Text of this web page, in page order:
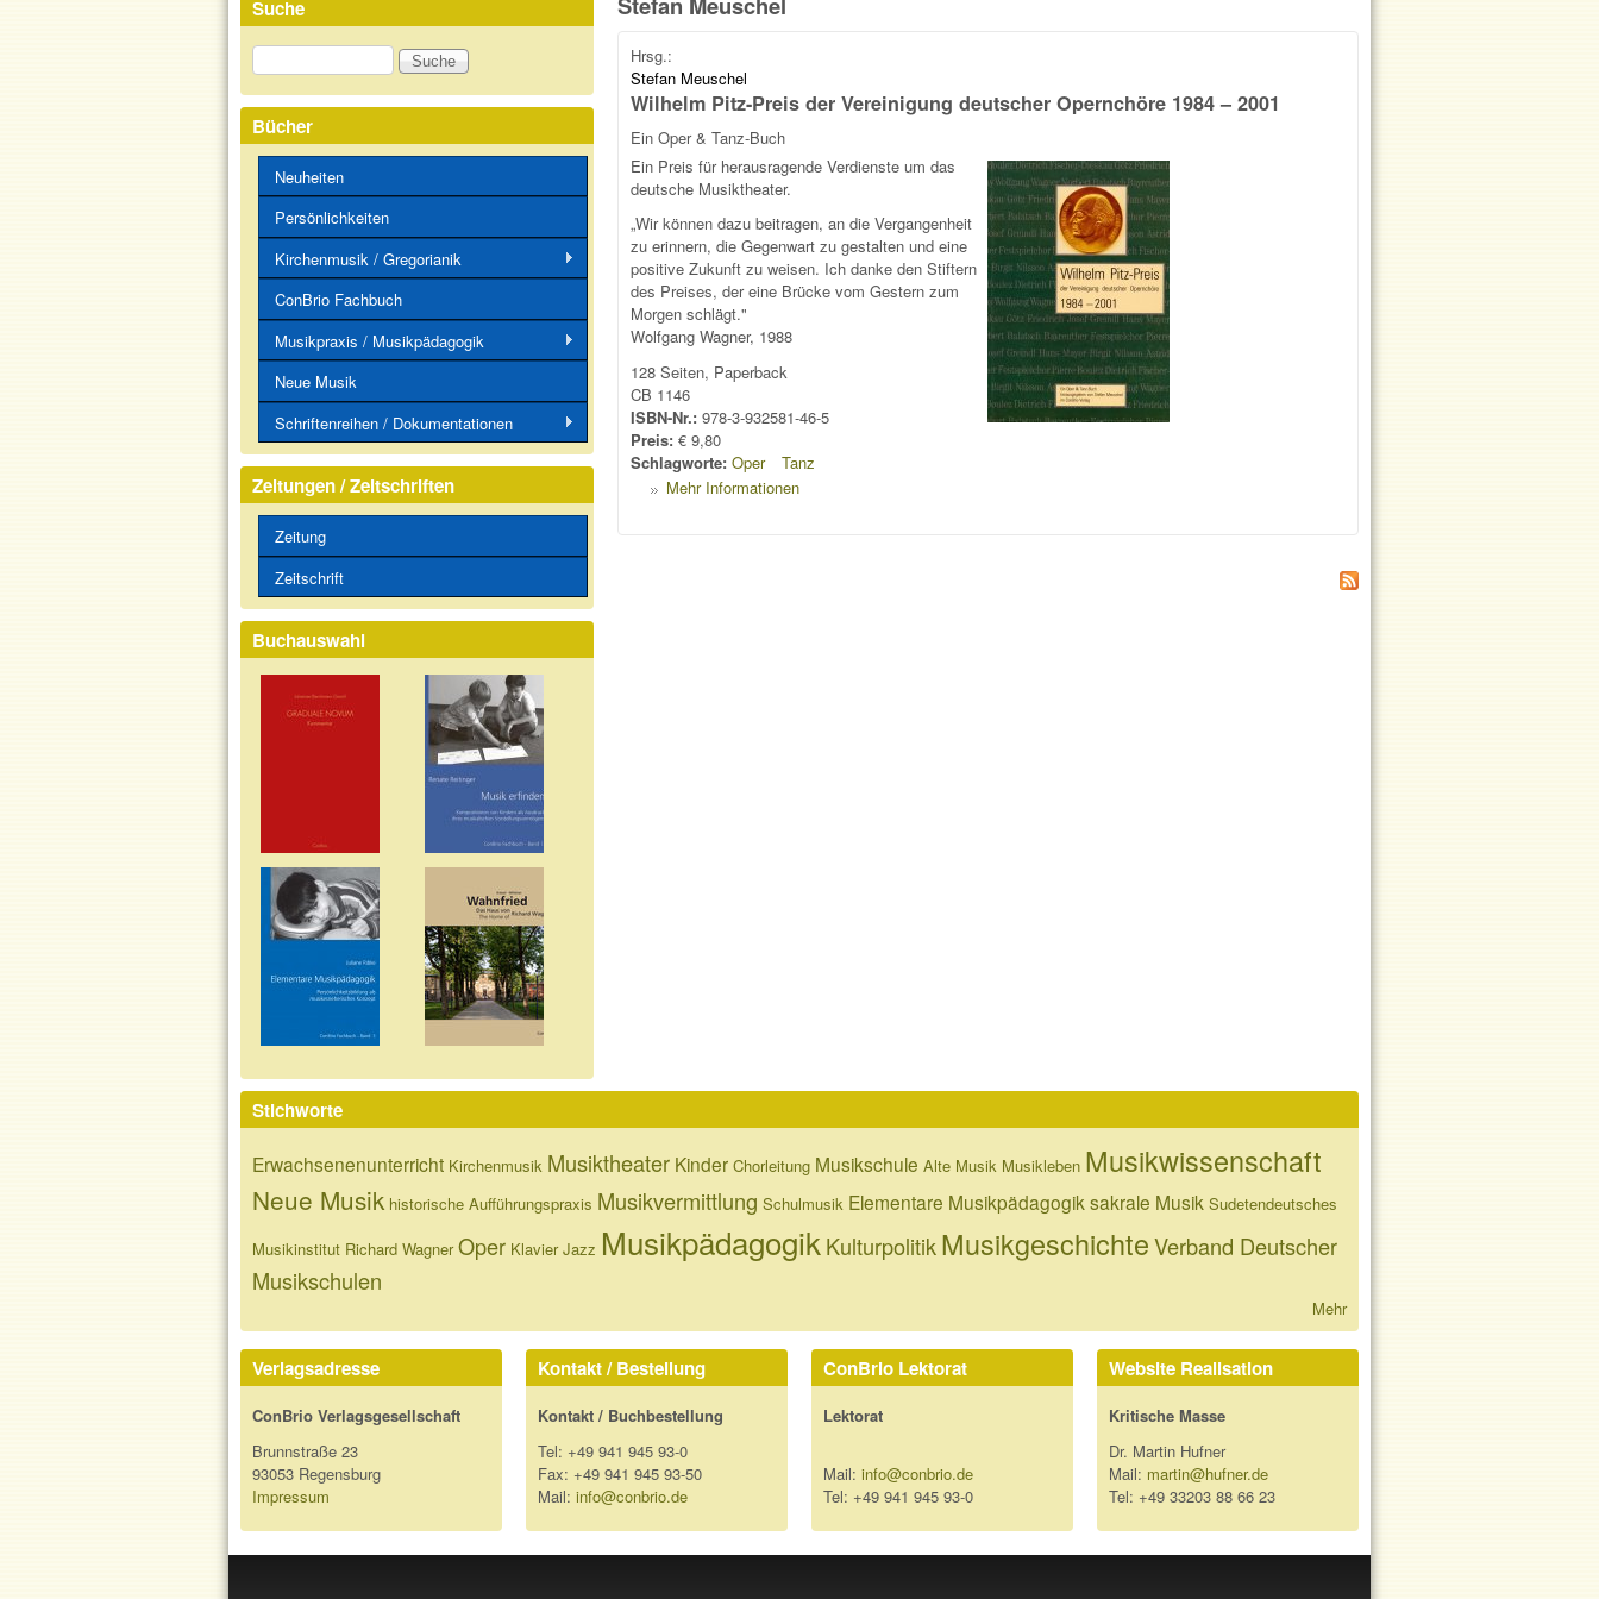
Hrsg.:
Stefan Meuschel
Wilhelm Pitz-Preis der Vereinigung deutscher Opernchöre 1984 – 2001
Ein Oper & Tanz-Buch
Ein Preis für herausragende Verdienste um das
deutsche Musiktheater.
„Wir können dazu beitragen, an die Vergangenheit
zu erinnern, die Gegenwart zu gestalten und eine
positive Zukunft zu weisen. Ich danke den Stiftern
des Preises, der eine Brücke vom Gestern zum
Morgen schlägt."
Wolfgang Wagner, 1988
128 Seiten, Paperback
CB 1146
ISBN-Nr.: 978-3-932581-46-5
Preis: € 9,80
Schlagworte: Oper
Tanz
Mehr Informationen
Suche
Suche
Bücher
Neuheiten
Persönlichkeiten
Kirchenmusik / Gregorianik
ConBrio Fachbuch
Musikpraxis / Musikpädagogik
Neue Musik
Schriftenreihen / Dokumentationen
Zeitungen / Zeitschriften
Zeitung
Zeitschrift
Buchauswahl
Stichworte
Erwachsenenunterricht Kirchenmusik Musiktheater Kinder Chorleitung Musikschule Alte Musik Musikleben Musikwissenschaft
Neue Musik historische Aufführungspraxis Musikvermittlung Schulmusik Elementare Musikpädagogik sakrale Musik Sudetendeutsches
Musikinstitut Richard Wagner Oper Klavier Jazz MusikpädagogikKulturpolitikMusikgeschichteVerband Deutscher
Musikschulen
Mehr
Verlagsadresse
ConBrio Verlagsgesellschaft
Brunnstraße 23
93053 Regensburg
Impressum
Kontakt / Bestellung
Kontakt / Buchbestellung
Tel: +49 941 945 93-0
Fax: +49 941 945 93-50
Mail: info@conbrio.de
ConBrio Lektorat
Lektorat
Mail: info@conbrio.de
Tel: +49 941 945 93-0
Website Realisation
Kritische Masse
Dr. Martin Hufner
Mail: martin@hufner.de
Tel: +49 33203 88 66 23